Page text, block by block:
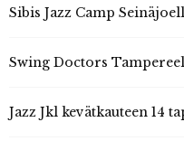
Sibis Jazz Camp
Swing Doctors
Jazz Jkl kevätkauteen 14